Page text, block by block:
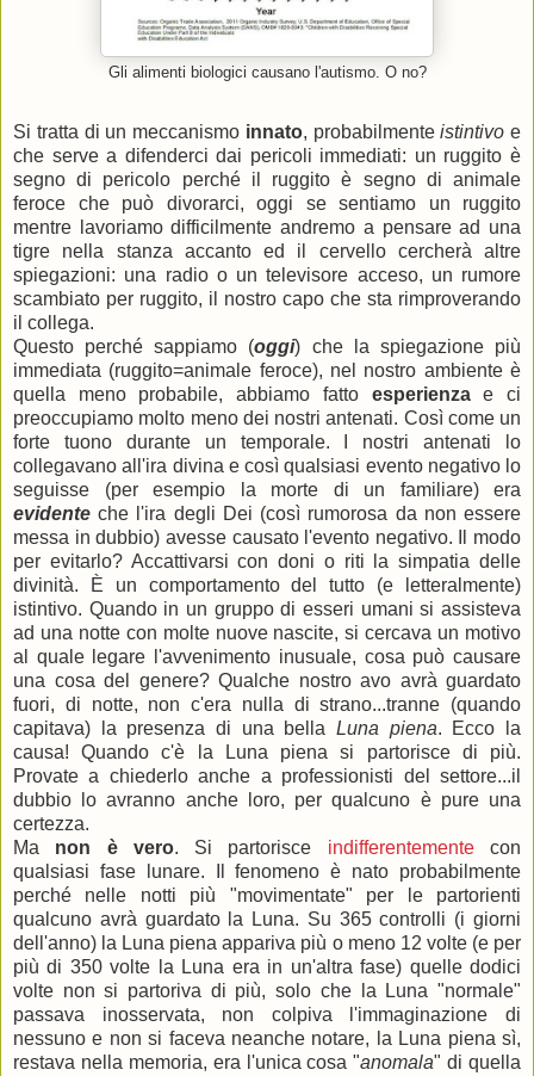
Gli alimenti biologici causano l'autismo. O no?
Si tratta di un meccanismo innato, probabilmenteistintivo e
che serve a difenderci dai pericoli immediati: un ruggito è
segno di pericolo perché il ruggito è segno di animale
feroce che può divorarci, oggi se sentiamo un ruggito
mentre lavoriamo difficilmente andremo a pensare ad una
tigre nella stanza accanto ed il cervello cercherà altre
spiegazioni: una radio o un televisore acceso, un rumore
scambiato per ruggito, il nostro capo che sta rimproverando
il collega.
Questo perché sappiamo (oggi) che la spiegazione più
immediata (ruggito=animale feroce), nel nostro ambiente è
quella meno probabile, abbiamo fatto esperienzae ci
preoccupiamo molto meno dei nostri antenati. Così come un
forte tuono durante un temporale. I nostri antenati lo
collegavano all'ira divina e così qualsiasi evento negativo lo
seguisse (per esempio la morte di un familiare) era
evidenteche l'ira degli Dei (così rumorosa da non essere
messa in dubbio) avesse causato l'evento negativo. Il modo
per evitarlo? Accattivarsi con doni o riti la simpatia delle
divinità. È un comportamento del tutto (e letteralmente)
istintivo. Quando in un gruppo di esseri umani si assisteva
ad una notte con molte nuove nascite, si cercava un motivo
al quale legare l'avvenimento inusuale, cosa può causare
una cosa del genere? Qualche nostro avo avrà guardato
fuori, di notte, non c'era nulla di strano...tranne (quando
capitava) la presenza di una bella Luna piena. Ecco la
causa! Quando c'è la Luna piena si partorisce di più.
Provate a chiederlo anche a professionisti del settore...il
dubbio lo avranno anche loro, per qualcuno è pure una
certezza.
Ma non è vero. Si partorisce indifferentementecon
qualsiasi fase lunare. Il fenomeno è nato probabilmente
perché nelle notti più "movimentate" per le partorienti
qualcuno avrà guardato la Luna. Su 365 controlli (i giorni
dell'anno) la Luna piena appariva più o meno 12 volte (e per
più di 350 volte la Luna era in un'altra fase) quelle dodici
volte non si partoriva di più, solo che la Luna "normale"
passava inosservata, non colpiva l'immaginazione di
nessuno e non si faceva neanche notare, la Luna piena sì,
restava nella memoria, era l'unica cosa "anomala" di quella